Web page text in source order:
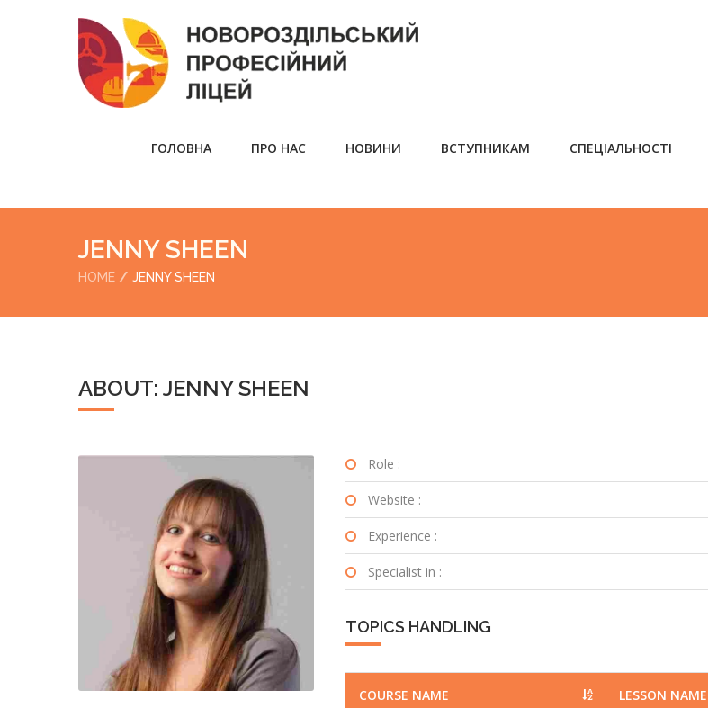
ГОЛОВНА ПРО НАС НОВИНИ ВСТУПНИКАМ СПЕЦІАЛЬНОСТІ
JENNY SHEEN
HOME JENNY SHEEN
ABOUT: JENNY SHEEN
Role :
Website :
Experience :
Specialist in :
TOPICS HANDLING
COURSE NAME LESSON NAME